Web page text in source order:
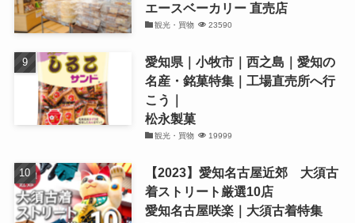
エースベーカリー 直売店
観光・買物 23590
愛知県｜小牧市｜西之島｜愛知の
名産・銘菓特集｜工場直売所へ行
こう｜
松永製菓
観光・買物 19999
【2023】愛知名古屋近郊 大須古
着ストリート厳選10店
愛知名古屋咲楽｜大須古着特集